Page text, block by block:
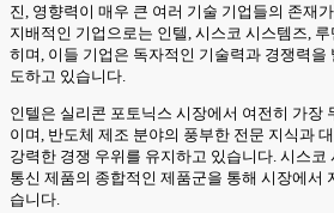
진, 영향력이 매우 큰 여러 기술 기업들의 존재
지배적인 기업으로는 인텔, 시스코 시스템즈,
히며, 이들 기업은 독자적인 기술력과 경쟁력을
도하고 있습니다.
인텔은 실리콘 포토닉스 시장에서 여전히 가장
이며, 반도체 제조 분야의 풍부한 전문 지식과
강력한 경쟁 우위를 유지하고 있습니다. 시스
통신 제품의 종합적인 제품군을 통해 시장에서
습니다.